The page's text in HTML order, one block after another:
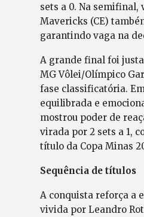
sets a 0. Na semifinal,
Mavericks (CE)
garantindo vaga na
A grande final foi
MG Vôlei/Olímpico
fase classificatória.
equilibrada e
mostrou poder de
virada por 2 sets a 1,
título da Copa Minas
Sequência de títulos
A conquista reforça a
vivida por Leandro